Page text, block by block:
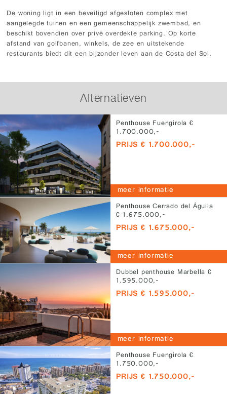
De woning ligt in een beveiligd afgesloten complex met
aangelegde tuinen en een gemeenschappelijk zwembad, en
beschikt bovendien over privé overdekte parking. Op korte
afstand van golfbanen, winkels, de zee en uitstekende
restaurants biedt dit een bijzonder leven aan de Costa del Sol.
Alternatieven
Penthouse Fuengirola €
1.700.000,-
PRIJS € 1.700.000,-
meer informatie
Penthouse Cerrado del Águila
€ 1.675.000,-
PRIJS € 1.675.000,-
meer informatie
Dubbel penthouse Marbella €
1.595.000,-
PRIJS € 1.595.000,-
meer informatie
Penthouse Fuengirola €
1.750.000,-
PRIJS € 1.750.000,-